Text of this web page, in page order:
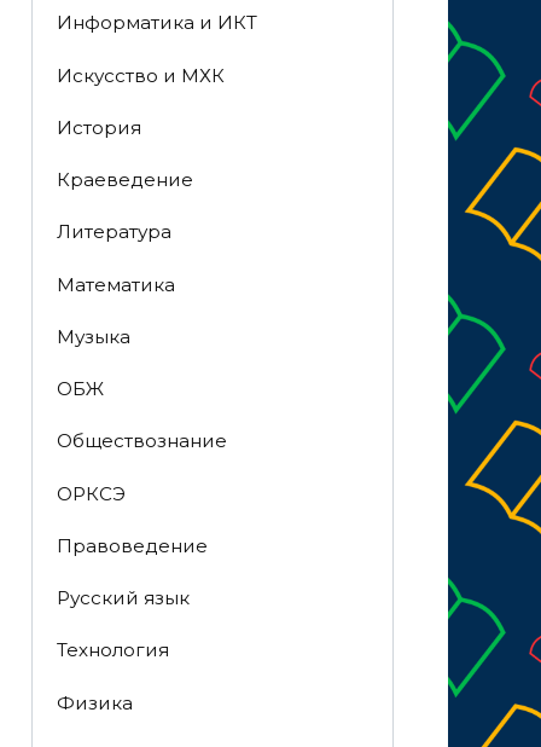
Информатика и ИКТ
Искусство и МХК
История
Краеведение
Литература
Математика
Музыка
ОБЖ
Обществознание
ОРКСЭ
Правоведение
Русский язык
Технология
Физика